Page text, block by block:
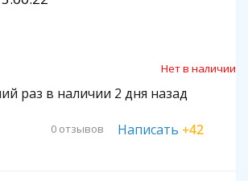
Нет в наличии
раз в наличии 2 дня назад
0 отзывов Написать +42